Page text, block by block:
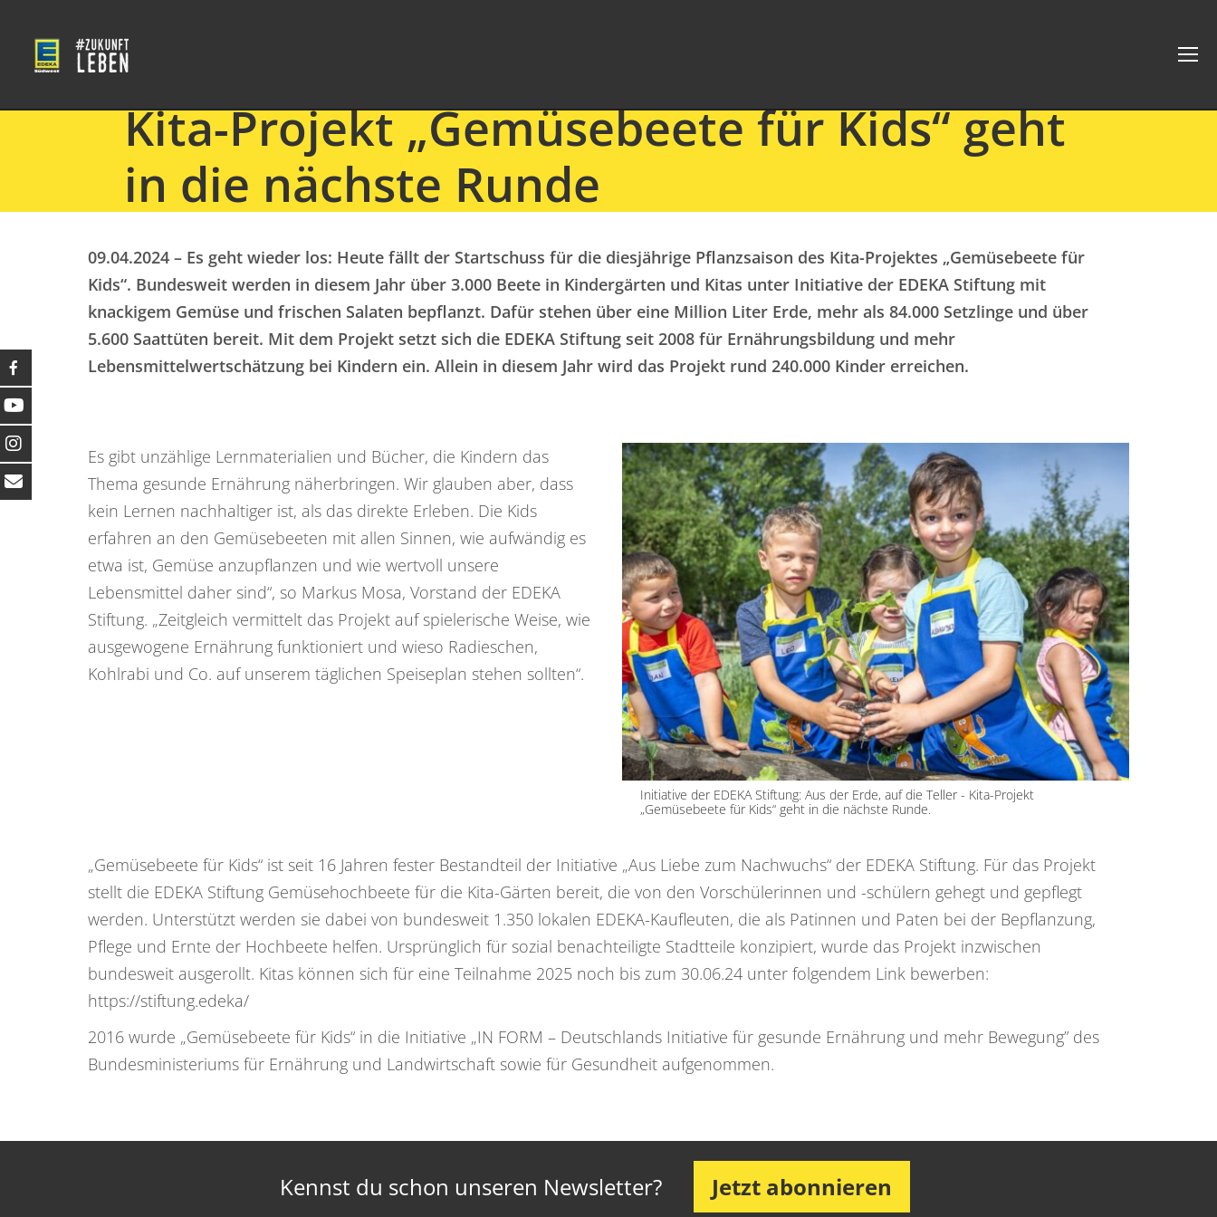
Kita-Projekt „Gemüsebeete für Kids“ geht
in die nächste Runde
09.04.2024 – Es geht wieder los: Heute fällt der Startschuss für die diesjährige Pflanzsaison des Kita-Projektes „Gemüsebeete für
Kids“. Bundesweit werden in diesem Jahr über 3.000 Beete in Kindergärten und Kitas unter Initiative der EDEKA Stiftung mit
knackigem Gemüse und frischen Salaten bepflanzt. Dafür stehen über eine Million Liter Erde, mehr als 84.000 Setzlinge und über
5.600 Saattüten bereit. Mit dem Projekt setzt sich die EDEKA Stiftung seit 2008 für Ernährungsbildung und mehr
Lebensmittelwertschätzung bei Kindern ein. Allein in diesem Jahr wird das Projekt rund 240.000 Kinder erreichen.
Es gibt unzählige Lernmaterialien und Bücher, die Kindern das
Thema gesunde Ernährung näherbringen. Wir glauben aber, dass
kein Lernen nachhaltiger ist, als das direkte Erleben. Die Kids
erfahren an den Gemüsebeeten mit allen Sinnen, wie aufwändig es
etwa ist, Gemüse anzupflanzen und wie wertvoll unsere
Lebensmittel daher sind“, so Markus Mosa, Vorstand der EDEKA
Stiftung. „Zeitgleich vermittelt das Projekt auf spielerische Weise, wie
ausgewogene Ernährung funktioniert und wieso Radieschen,
Kohlrabi und Co. auf unserem täglichen Speiseplan stehen sollten“.
Initiative der EDEKA Stiftung: Aus der Erde, auf die Teller - Kita-Projekt
„Gemüsebeete für Kids“ geht in die nächste Runde.
„Gemüsebeete für Kids“ ist seit 16 Jahren fester Bestandteil der Initiative „Aus Liebe zum Nachwuchs“ der EDEKA Stiftung. Für das Projekt
stellt die EDEKA Stiftung Gemüsehochbeete für die Kita-Gärten bereit, die von den Vorschülerinnen und -schülern gehegt und gepflegt
werden. Unterstützt werden sie dabei von bundesweit 1.350 lokalen EDEKA-Kaufleuten, die als Patinnen und Paten bei der Bepflanzung,
Pflege und Ernte der Hochbeete helfen. Ursprünglich für sozial benachteiligte Stadtteile konzipiert, wurde das Projekt inzwischen
bundesweit ausgerollt. Kitas können sich für eine Teilnahme 2025 noch bis zum 30.06.24 unter folgendem Link bewerben:
https://stiftung.edeka/
2016 wurde „Gemüsebeete für Kids“ in die Initiative „IN FORM – Deutschlands Initiative für gesunde Ernährung und mehr Bewegung” des
Bundesministeriums für Ernährung und Landwirtschaft sowie für Gesundheit aufgenommen.
Kennst du schon unseren Newsletter? Jetzt abonnieren